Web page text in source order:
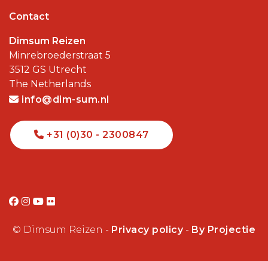
Contact
Dimsum Reizen
Minrebroederstraat 5
3512 GS Utrecht
The Netherlands
info@dim-sum.nl
+31 (0)30 - 2300847
© Dimsum Reizen - Privacy policy- By Projectie